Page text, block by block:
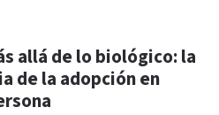
allá de lo biológico: la
de la adopción en